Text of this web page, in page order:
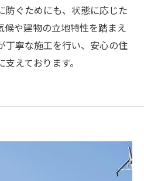
防ぐためにも、状態に応じた
や建物の立地特性を踏まえ
丁寧な施工を行い、安心の住
えております。